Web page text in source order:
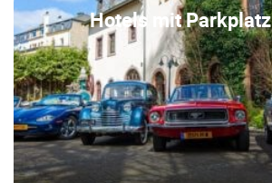
Hotels mit Parkplatz